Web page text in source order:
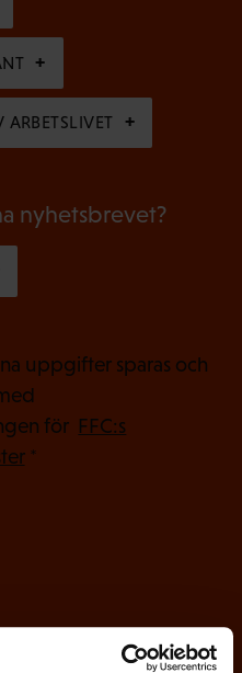
ARBETSLIVET
nyhetsbrevet?
uppgifter sparas och
för FFC:s
*
r